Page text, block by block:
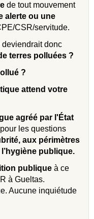
de tout mouvement
alerte ou une
CSR/servitude.
deviendrait donc
terres polluées ?
?
attend votre
agréé par l'État
les questions
aux périmètres
l’hygiène publique.
publique à ce
à Gueltas.
Aucune inquiétude